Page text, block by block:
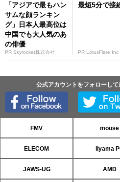
「アジアで最もハン
サムな顔ランキン
グ」日本人最高位は
中国でも大人気のあ
の俳優
PR Skyrocket株式会社
最短5分で接
PR LotusFlare Inc
公式アカウントをフォローし
FMV mouse
ELECOM iiyama
JAWS-UG AMD